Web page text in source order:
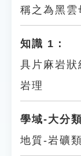
稱之為黑雲
知識 1：
具片麻岩狀
岩理
學域-大分類
地質-岩礦類